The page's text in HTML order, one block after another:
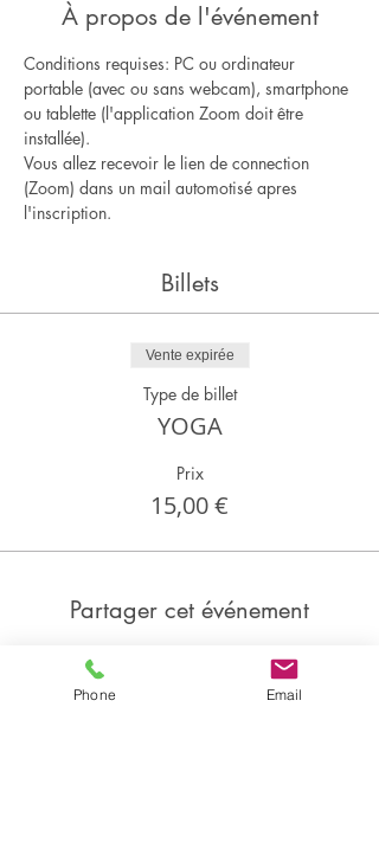
À propos de l'événement
Conditions requises: PC ou ordinateur
portable (avec ou sans webcam), smartphone
ou tablette (l'application Zoom doit être
installée).
Vous allez recevoir le lien de connection
(Zoom) dans un mail automotisé apres
l'inscription.
Billets
Vente expirée
Type de billet
YOGA
Prix
15,00 €
Partager cet événement
Phone Email